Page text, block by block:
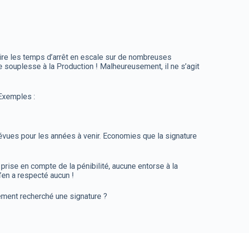
les temps d’arrêt en escale sur de nombreuses
à la Production ! Malheureusement, il ne s’agit
:
pour les années à venir. Economies que la signature
en compte de la pénibilité, aucune entorse à la
a respecté aucun !
recherché une signature ?